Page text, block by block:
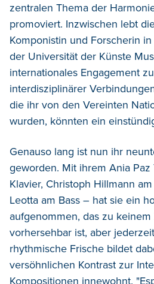
zentralen Thema der
promoviert. Inzwischen lebt
Komponistin und Forscherin
der Universität der Künste
internationales Engagement
interdisziplinärer
die ihr von den Vereinten
wurden, könnten ein
Genauso lang ist nun ihr
geworden. Mit ihrem Ania Paz
Klavier, Christoph Hillmann
Leotta am Bass – hat sie ein
aufgenommen, das zu
vorhersehbar ist, aber
rhythmische Frische bildet
versöhnlichen Kontrast zur
Kompositionen innewohnt.